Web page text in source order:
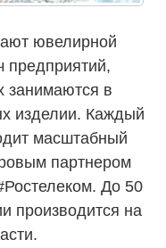
ювелирной
предприятий,
занимаются в
изделии. Каждый
масштабный
партнером
До 50
производится на